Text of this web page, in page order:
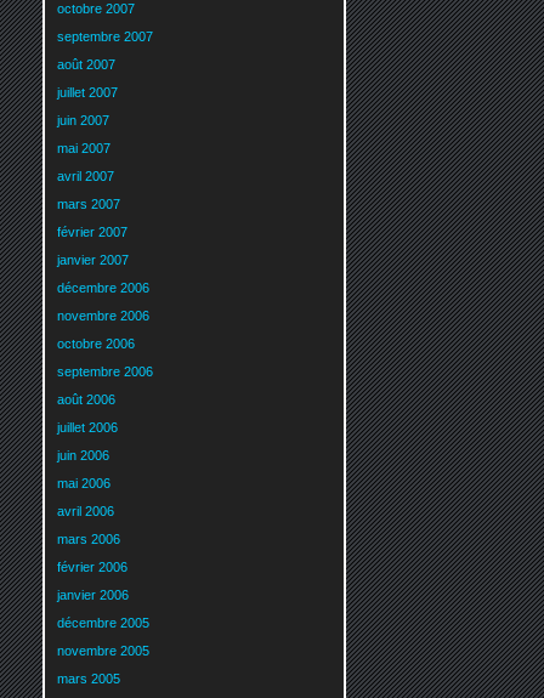
octobre 2007
septembre 2007
août 2007
juillet 2007
juin 2007
mai 2007
avril 2007
mars 2007
février 2007
janvier 2007
décembre 2006
novembre 2006
octobre 2006
septembre 2006
août 2006
juillet 2006
juin 2006
mai 2006
avril 2006
mars 2006
février 2006
janvier 2006
décembre 2005
novembre 2005
mars 2005